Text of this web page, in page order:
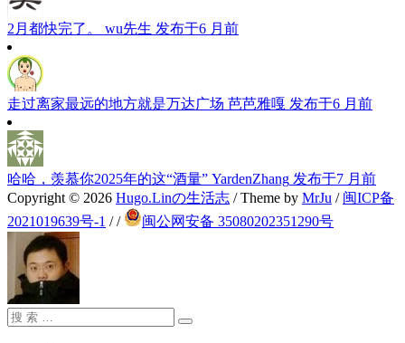
2月都快完了。 wu先生 发布于6 月前
走过离家最远的地方就是万达广场 芭芭雅嘎 发布于6 月前
哈哈，羡慕你2025年的这“酒量” YardenZhang 发布于7 月前
Copyright © 2026 Hugo.Linの生活志 / Theme by MrJu / 闽ICP备
2021019639号-1 // 闽公网安备 35080202351290号
搜
搜